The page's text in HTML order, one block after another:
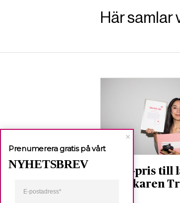
Här samlar
RFSU-pris till
Tiktokaren
Prenumerera gratis på vårt
NYHETSBREV